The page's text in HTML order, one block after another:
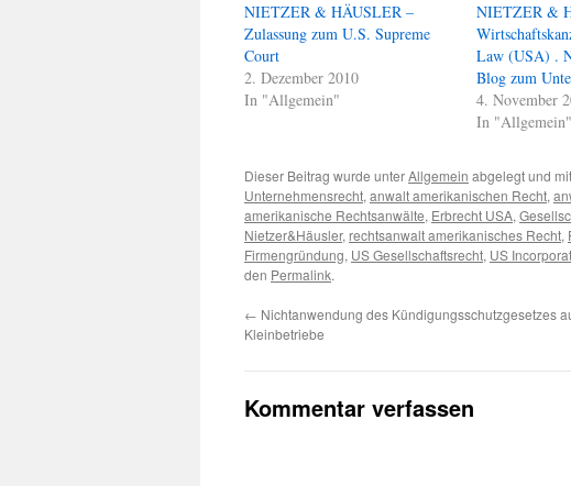
NIETZER & HÄUSLER –
Zulassung zum U.S. Supreme
Court
2. Dezember 2010
In "Allgemein"
NIETZER &
Law (USA) .
Blog zum
4. November
In "Allgemein"
Dieser Beitrag wurde unterAllgemein abgelegt und mit
Unternehmensrecht, anwalt amerikanischen Recht,
amerikanische Rechtsanwälte, Erbrecht USA,
Nietzer&Häusler, rechtsanwalt amerikanisches Recht,
Firmengründung, US Gesellschaftsrecht, US
den Permalink.
← Nichtanwendung des Kündigungsschutzgesetzes
Kleinbetriebe
Kommentar verfassen